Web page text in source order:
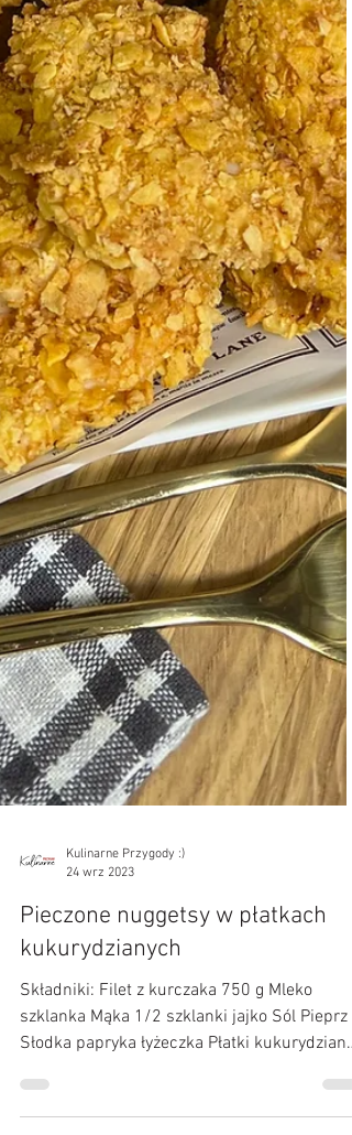
Kulinarne Przygody :)
Pieczone nuggetsy w płatkach
kukurydzianych
Składniki: Filet z kurczaka 750 g Mleko
szklanka Mąka 1/2 szklanki jajko Sól Pieprz